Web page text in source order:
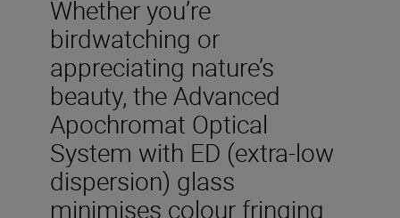
Whether you’re
birdwatching or
appreciating nature’s
beauty, the Advanced
Apochromat Optical
System with ED (extra-low
dispersion) glass
minimises colour fringing